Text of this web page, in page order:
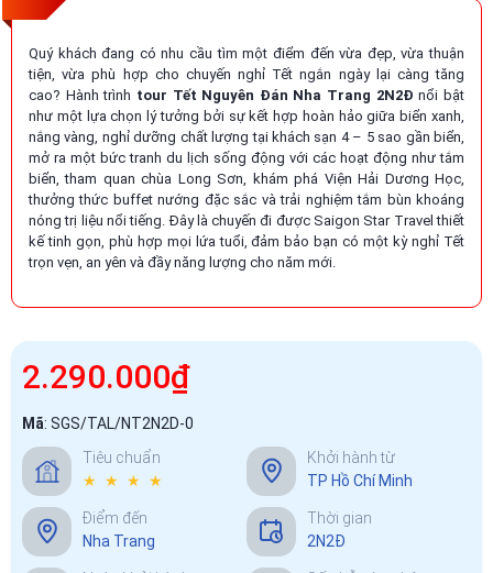
Quý khách đang có nhu cầu tìm một điểm đến vừa đẹp, vừa thuận
tiện, vừa phù hợp cho chuyến nghỉ Tết ngắn ngày lại càng tăng
cao? Hành trình tour Tết Nguyên Đán Nha Trang 2N2Đ nổi bật
như một lựa chọn lý tưởng bởi sự kết hợp hoàn hảo giữa biển xanh,
nắng vàng, nghỉ dưỡng chất lượng tại khách sạn 4 – 5 sao gần biển,
mở ra một bức tranh du lịch sống động với các hoạt động như tắm
biển, tham quan chùa Long Sơn, khám phá Viện Hải Dương Học,
thưởng thức buffet nướng đặc sắc và trải nghiệm tắm bùn khoáng
nóng trị liệu nổi tiếng. Đây là chuyến đi được Saigon Star Travel thiết
kế tinh gọn, phù hợp mọi lứa tuổi, đảm bảo bạn có một kỳ nghỉ Tết
trọn vẹn, an yên và đầy năng lượng cho năm mới.
2.290.000₫
Mã: SGS/TAL/NT2N2D-0
Tiêu chuẩn
★ ★ ★ ★
Khởi hành từ
TP Hồ Chí Minh
Điểm đến
Nha Trang
Thời gian
2N2Đ